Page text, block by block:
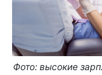
Фото: высокие